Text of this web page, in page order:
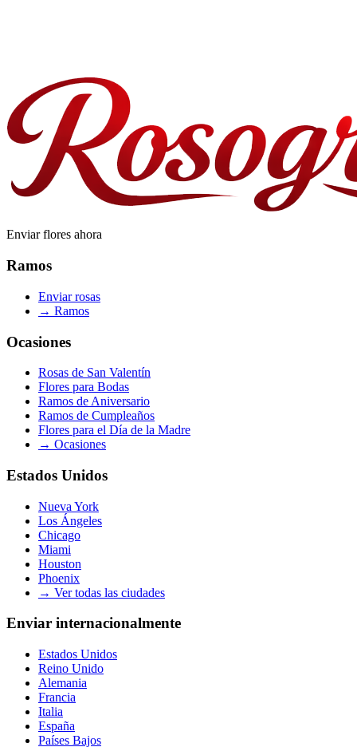
Enviar flores ahora
Ramos
Enviar rosas
→ Ramos
Ocasiones
Rosas de San Valentín
Flores para Bodas
Ramos de Aniversario
Ramos de Cumpleaños
Flores para el Día de la Madre
→ Ocasiones
Estados Unidos
Nueva York
Los Ángeles
Chicago
Miami
Houston
Phoenix
→ Ver todas las ciudades
Enviar internacionalmente
Estados Unidos
Reino Unido
Alemania
Francia
Italia
España
Países Bajos